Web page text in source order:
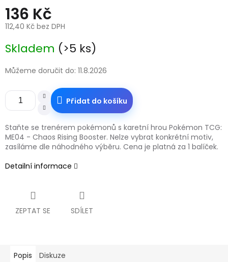
136 Kč
112,40 Kč bez DPH
cena:
Skladem (>5 ks)
Můžeme doručit do: 11.8.2026
Přidat do košíku
Staňte se trenérem pokémonů s karetní hrou Pokémon TCG:
ME04 - Chaos Rising Booster. Nelze vybrat konkrétní motiv,
zasíláme dle náhodného výběru. Cena je platná za 1 balíček.
Detailní informace
ZEPTAT SE SDÍLET
Popis Diskuze